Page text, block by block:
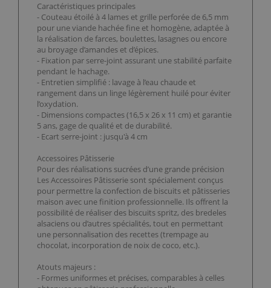
Caractéristiques principales
- Couteau étoilé à 4 lames et grille perforée de 6,5 mm
pour une viande hachée fine et homogène, adaptée à
la réalisation de farces, boulettes, lasagnes ou encore
au broyage d’amandes et d’épices.
- Fixation par serre-joint assurant une stabilité parfaite
pendant le hachage.
- Entretien simplifié : lavage à l’eau chaude et
rangement dans un linge légèrement huilé pour éviter
l’oxydation.
- Dimensions compactes (16,5 x 26 x 11 cm) et garantie
5 ans, gage de qualité et de durabilité.
- Ecart serre-joint : jusqu'à 4 cm
Accessoires Pâtisserie
Pour des réalisations sucrées d’une grande précision
Les Accessoires Pâtisserie sont spécialement conçus
pour permettre la confection de biscuits et pâtisseries
maison avec une finition professionnelle. Ils offrent la
possibilité de réaliser des biscuits spritz, des bredeles
alsaciens ou d’autres spécialités, tout en permettant
une personnalisation des recettes (trempage au
chocolat, incorporation de noix de coco, etc.).
Atouts majeurs :
- Formes uniformes et précises, comparables à celles